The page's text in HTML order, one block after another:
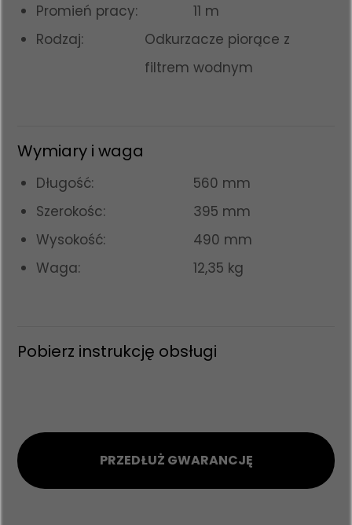
Promień pracy:
11 m
Rodzaj:
Odkurzacze piorące z
filtrem wodnym
Wymiary i waga
Długość:
560 mm
Szerokośc:
395 mm
Wysokość:
490 mm
Waga:
12,35 kg
Pobierz instrukcję obsługi
PRZEDŁUŻ GWARANCJĘ